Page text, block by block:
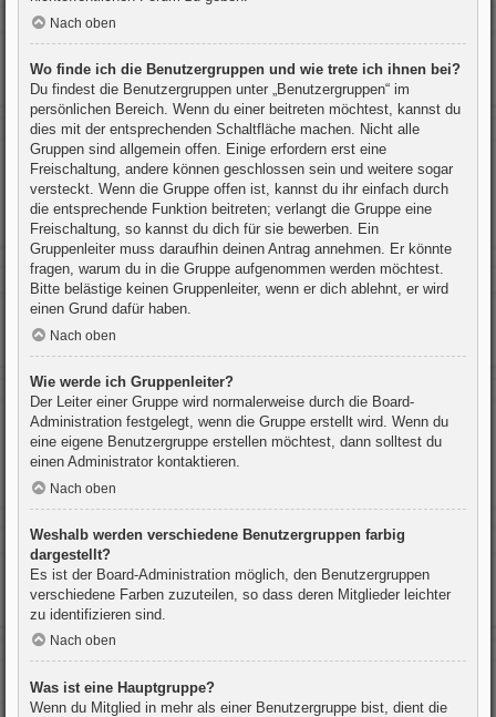
Nach oben
Wo finde ich die Benutzergruppen und wie trete ich ihnen bei?
Du findest die Benutzergruppen unter „Benutzergruppen“ im
persönlichen Bereich. Wenn du einer beitreten möchtest, kannst du
dies mit der entsprechenden Schaltfläche machen. Nicht alle
Gruppen sind allgemein offen. Einige erfordern erst eine
Freischaltung, andere können geschlossen sein und weitere sogar
versteckt. Wenn die Gruppe offen ist, kannst du ihr einfach durch
die entsprechende Funktion beitreten; verlangt die Gruppe eine
Freischaltung, so kannst du dich für sie bewerben. Ein
Gruppenleiter muss daraufhin deinen Antrag annehmen. Er könnte
fragen, warum du in die Gruppe aufgenommen werden möchtest.
Bitte belästige keinen Gruppenleiter, wenn er dich ablehnt, er wird
einen Grund dafür haben.
Nach oben
Wie werde ich Gruppenleiter?
Der Leiter einer Gruppe wird normalerweise durch die Board-
Administration festgelegt, wenn die Gruppe erstellt wird. Wenn du
eine eigene Benutzergruppe erstellen möchtest, dann solltest du
einen Administrator kontaktieren.
Nach oben
Weshalb werden verschiedene Benutzergruppen farbig
dargestellt?
Es ist der Board-Administration möglich, den Benutzergruppen
verschiedene Farben zuzuteilen, so dass deren Mitglieder leichter
zu identifizieren sind.
Nach oben
Was ist eine Hauptgruppe?
Wenn du Mitglied in mehr als einer Benutzergruppe bist, dient die